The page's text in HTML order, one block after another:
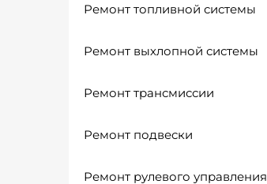
Ремонт топливной системы
Ремонт выхлопной системы
Ремонт трансмиссии
Ремонт подвески
Ремонт рулевого управления